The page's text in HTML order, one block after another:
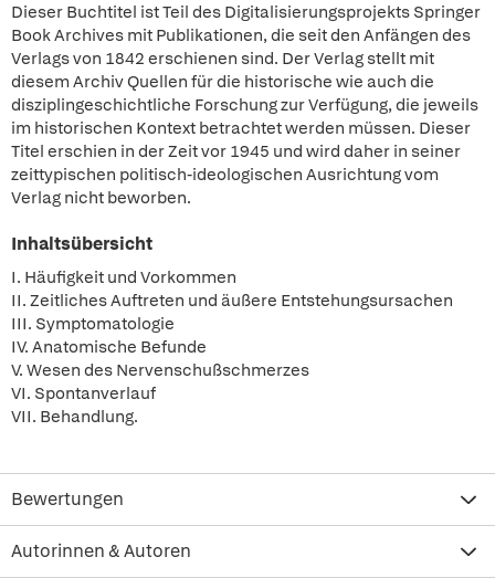
Dieser Buchtitel ist Teil des Digitalisierungsprojekts Springer
Book Archives mit Publikationen, die seit den Anfängen des
Verlags von 1842 erschienen sind. Der Verlag stellt mit
diesem Archiv Quellen für die historische wie auch die
disziplingeschichtliche Forschung zur Verfügung, die jeweils
im historischen Kontext betrachtet werden müssen. Dieser
Titel erschien in der Zeit vor 1945 und wird daher in seiner
zeittypischen politisch-ideologischen Ausrichtung vom
Verlag nicht beworben.
Inhaltsübersicht
I. Häufigkeit und Vorkommen
II. Zeitliches Auftreten und äußere Entstehungsursachen
III. Symptomatologie
IV. Anatomische Befunde
V. Wesen des Nervenschußschmerzes
VI. Spontanverlauf
VII. Behandlung.
Bewertungen
Autorinnen & Autoren